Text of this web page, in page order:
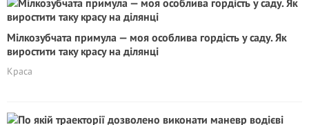
Мілкозубчата примула — моя особлива гордість у саду. Як
виростити таку красу на ділянці
Краса